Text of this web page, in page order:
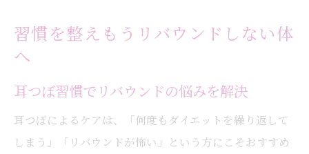
習慣を整えもうリバウンドしない体
へ
耳つぼ習慣でリバウンドの悩みを解決
耳つぼによるケアは、「何度もダイエットを繰り返して
しまう」「リバウンドが怖い」という方にこそおすすめ